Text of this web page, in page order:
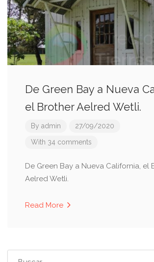
De Green Bay a Nueva
el Brother Aelred Wetli.
By admin 27/09/2020
With 34 comments
De Green Bay a Nueva California, el
Aelred Wetli.
Read More